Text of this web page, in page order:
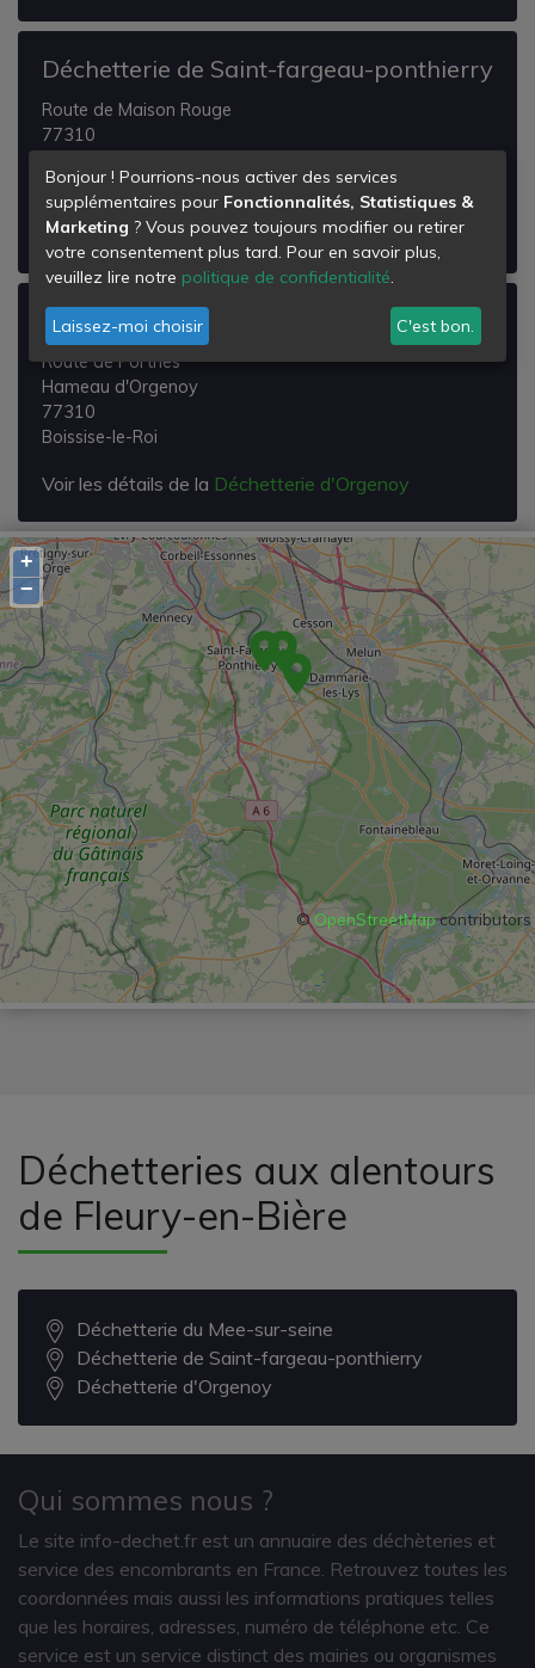
Déchetterie de Saint-fargeau-ponthierry
Route de Maison Rouge
77310
Voir les détails de laDéchetterie de Saint-fargeau-
ponthierry
Déchetterie d'Orgenoy
Route de Porthes
Hameau d'Orgenoy
77310
Boissise-le-Roi
Voir les détails de la Déchetterie d'Orgenoy
+
−
©OpenStreetMapcontributors
Déchetteries aux alentours
de Fleury-en-Bière
Déchetterie du Mee-sur-seine
Déchetterie de Saint-fargeau-ponthierry
Déchetterie d'Orgenoy
Qui sommes nous ?
Le site info-dechet.fr est un annuaire des déchèteries et
service des encombrants en France. Retrouvez toutes les
coordonnées mais aussi les informations pratiques telles
que les horaires, adresses, numéro de téléphone etc. Ce
service est un service distinct des mairies ou organismes
Bonjour ! Pourrions-nous activer des services
supplémentaires pour Fonctionnalités, Statistiques &
Marketing ? Vous pouvez toujours modifier ou retirer
votre consentement plus tard. Pour en savoir plus,
veuillez lire notre politique de confidentialité.
Laissez-moi choisir C'est bon.